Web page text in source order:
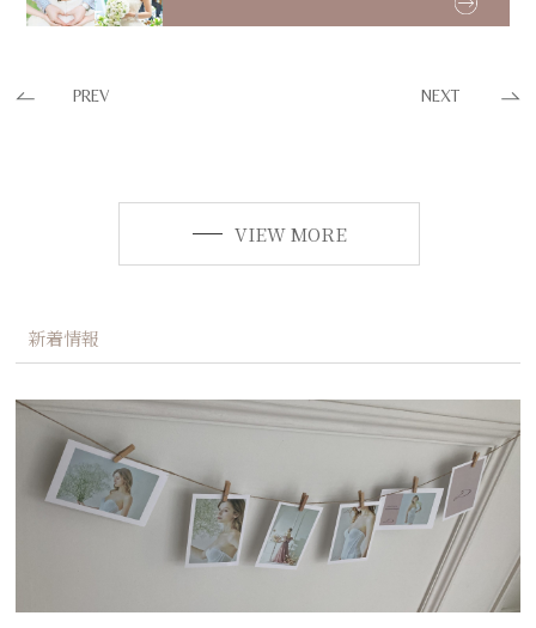
PREV NEXT
VIEW MORE
新着情報